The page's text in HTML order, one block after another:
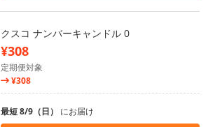
クスコ ナンバーキャンドル 0
¥308
定期便対象
¥308
最短 8/9（日） にお届け